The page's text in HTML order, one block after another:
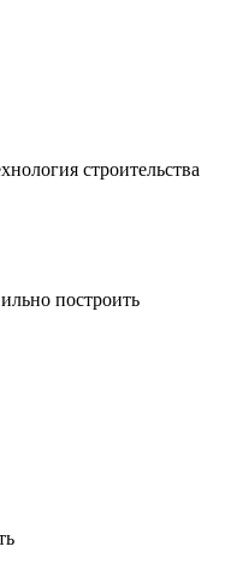
строительства
построить